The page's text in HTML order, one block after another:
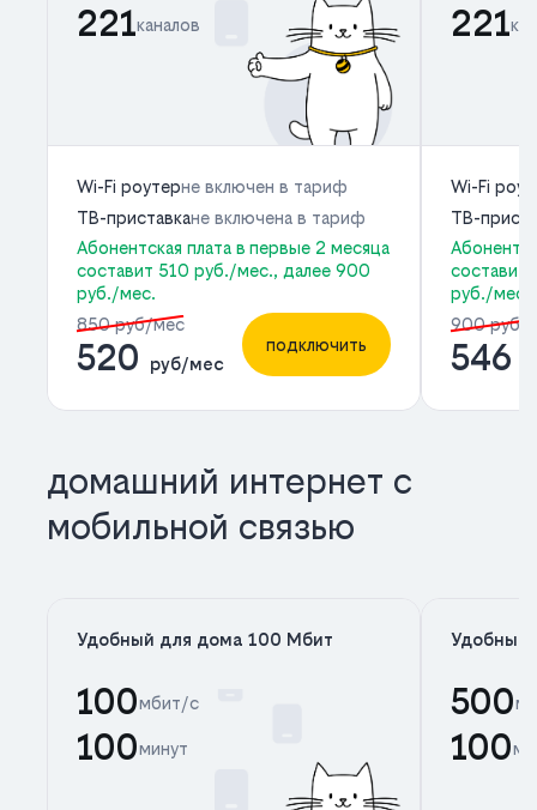
221каналов
Wi-Fi роутерне включен в тариф
ТВ-приставкане включена в тариф
Абонентская плата в первые 2 месяца
составит 510 руб./мес., далее 900
руб./мес.
850 руб/мес
520 руб/мес
подключить
221
Wi-Fi
ТВ-
составит
руб./мес.
900 руб/
546
домашний интернет с
мобильной связью
Удобный для дома 100 Мбит
100мбит/с
100минут
Удобный
500
100